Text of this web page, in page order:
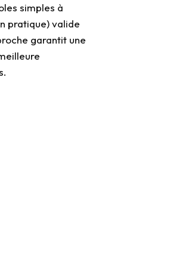
simples à
pratique) valide
garantit une